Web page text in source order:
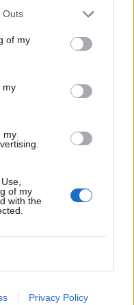
Outs
of my
my
my
of my
with the
Privacy Policy
meg. A már